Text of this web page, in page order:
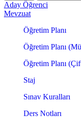
Aday Öğrenci
Mevzuat
Öğretim Planı
Öğretim Planı
Öğretim Planı
Staj
Sınav Kuralları
Ders Notları